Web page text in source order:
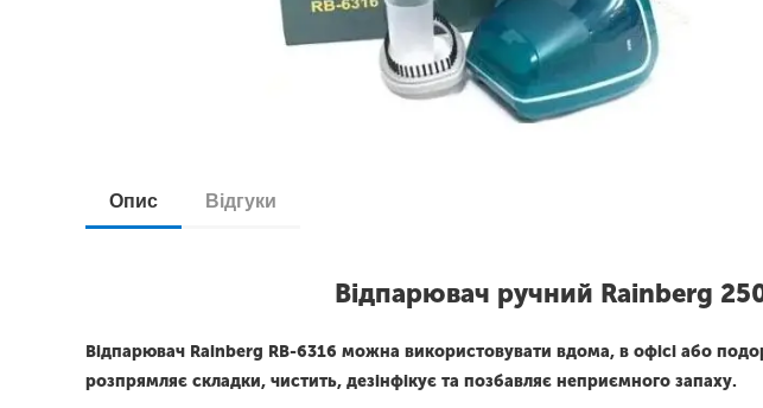
Опис Відгуки
Відпарювач ручний Rainberg
Відпарювач Rainberg RB-6316 можна використовувати вдома, в офісі або
розпрямляє складки, чистить, дезінфікує та позбавляє неприємного запаху.